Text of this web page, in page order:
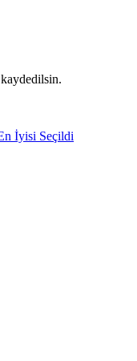
kaydedilsin.
İyisi Seçildi